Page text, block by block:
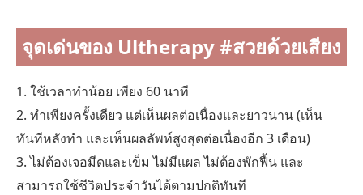
จุดเด่นของ Ultherapy #สวยด้วยเสียง
1. ใช้เวลาทำน้อย เพียง 60 นาที
2. ทำเพียงครั้งเดียว แต่เห็นผลต่อเนื่องและยาวนาน (เห็น
ทันทีหลังทำ และเห็นผลลัพท์สูงสุดต่อเนื่องอีก 3 เดือน)
3. ไม่ต้องเจอมีดและเข็ม ไม่มีแผล ไม่ต้องพักฟื้น และ
สามารถใช้ชีวิตประจำวันได้ตามปกติทันที